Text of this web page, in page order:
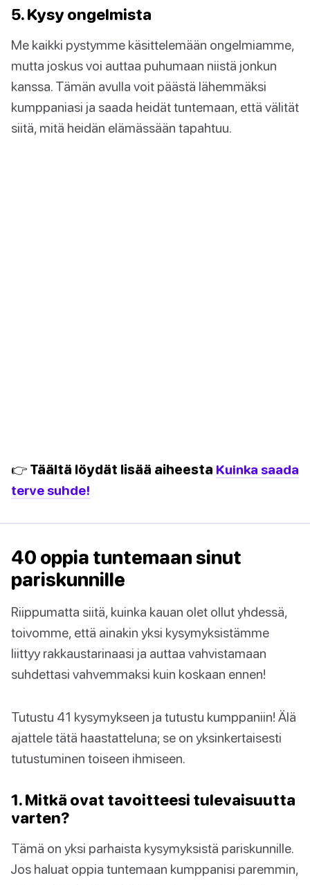
5. Kysy ongelmista
Me kaikki pystymme käsittelemään ongelmiamme,
mutta joskus voi auttaa puhumaan niistä jonkun
kanssa. Tämän avulla voit päästä lähemmäksi
kumppaniasi ja saada heidät tuntemaan, että välität
siitä, mitä heidän elämässään tapahtuu.
👉 Täältä löydät lisää aiheesta Kuinka saada
terve suhde!
40 oppia tuntemaan sinut
pariskunnille
Riippumatta siitä, kuinka kauan olet ollut yhdessä,
toivomme, että ainakin yksi kysymyksistämme
liittyy rakkaustarinaasi ja auttaa vahvistamaan
suhdettasi vahvemmaksi kuin koskaan ennen!
Tutustu 41 kysymykseen ja tutustu kumppaniin! Älä
ajattele tätä haastatteluna; se on yksinkertaisesti
tutustuminen toiseen ihmiseen.
1. Mitkä ovat tavoitteesi tulevaisuutta
varten?
Tämä on yksi parhaista kysymyksistä pariskunnille.
Jos haluat oppia tuntemaan kumppanisi paremmin,